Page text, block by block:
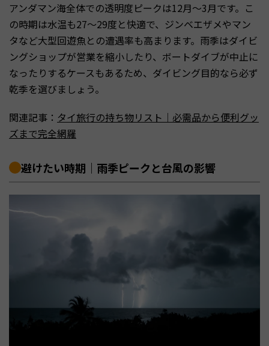
アンダマン海全体での透明度ピークは12月〜3月です。こ
の時期は水温も27〜29度と快適で、ジンベエザメやマン
タなど大型回遊魚との遭遇率も高まります。雨季はダイビ
ングショップが営業を縮小したり、ボートダイブが中止に
なったりするケースもあるため、ダイビング目的なら必ず
乾季を選びましょう。
関連記事： タイ旅行の持ち物リスト｜必需品から便利グッ
ズまで完全網羅
避けたい時期｜雨季ピークと台風の影響